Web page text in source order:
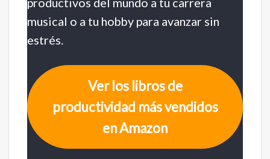
musical o a tu hobby para avanzar sin
estrés.
Ver los libros de
productividad más vendidos
en Amazon